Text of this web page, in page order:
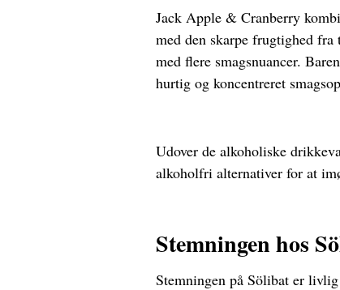
Jack Apple & Cranberry
med den skarpe frugtighed
med flere smagsnuancer.
hurtig og koncentreret
Udover de alkoholiske
alkoholfri alternativer for at
Stemningen hos
Stemningen på Sölibat er